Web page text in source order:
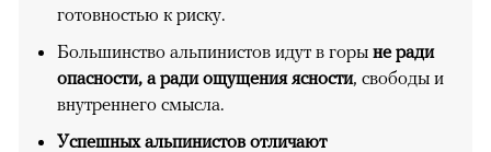
готовностью к риску.
Большинство альпинистов идут в горы не ради
опасности, а ради ощущения ясности, свободы и
внутреннего смысла.
Успешных альпинистов отличают